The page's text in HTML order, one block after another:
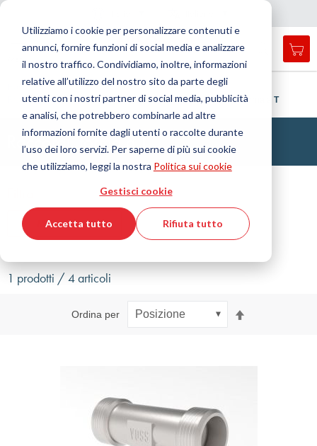
Utilizziamo i cookie per personalizzare contenuti e
annunci, fornire funzioni di social media e analizzare
il nostro traffico. Condividiamo, inoltre, informazioni
relative all’utilizzo del nostro sito da parte degli
utenti con i nostri partner di social media, pubblicità
e analisi, che potrebbero combinarle ad altre
informazioni fornite dagli utenti o raccolte durante
l’uso dei loro servizi. Per saperne di più sui cookie
che utilizziamo, leggi la nostra Politica sui cookie
Gestisci cookie
Accetta tutto Rifiuta tutto
Menu
search
Cerca
Home Tecnologia dei fluidi
Raccordo
Raccordi ad anello tagliente
Raccordo orientabile Forma a T
Raccordi, forma a T
Mostra filtri
1 prodotti / 4 articoli
Ordina per